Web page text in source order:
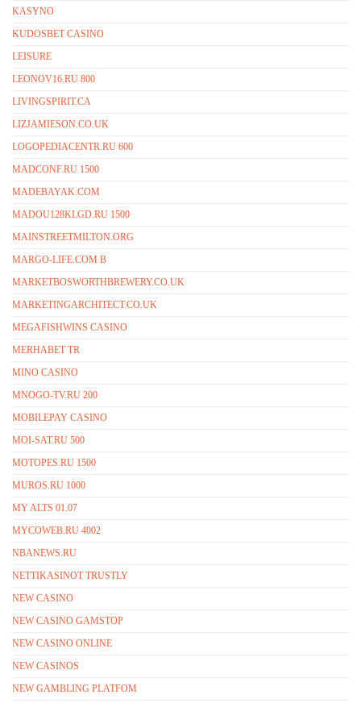
KASYNO
KUDOSBET CASINO
LEISURE
LEONOV16.RU 800
LIVINGSPIRIT.CA
LIZJAMIESON.CO.UK
LOGOPEDIACENTR.RU 600
MADCONF.RU 1500
MADEBAYAK.COM
MADOU128KLGD.RU 1500
MAINSTREETMILTON.ORG
MARGO-LIFE.COM B
MARKETBOSWORTHBREWERY.CO.UK
MARKETINGARCHITECT.CO.UK
MEGAFISHWINS CASINO
MERHABET TR
MINO CASINO
MNOGO-TV.RU 200
MOBILEPAY CASINO
MOI-SAT.RU 500
MOTOPES.RU 1500
MUROS.RU 1000
MY ALTS 01.07
MYCOWEB.RU 4002
NBANEWS.RU
NETTIKASINOT TRUSTLY
NEW CASINO
NEW CASINO GAMSTOP
NEW CASINO ONLINE
NEW CASINOS
NEW GAMBLING PLATFOM